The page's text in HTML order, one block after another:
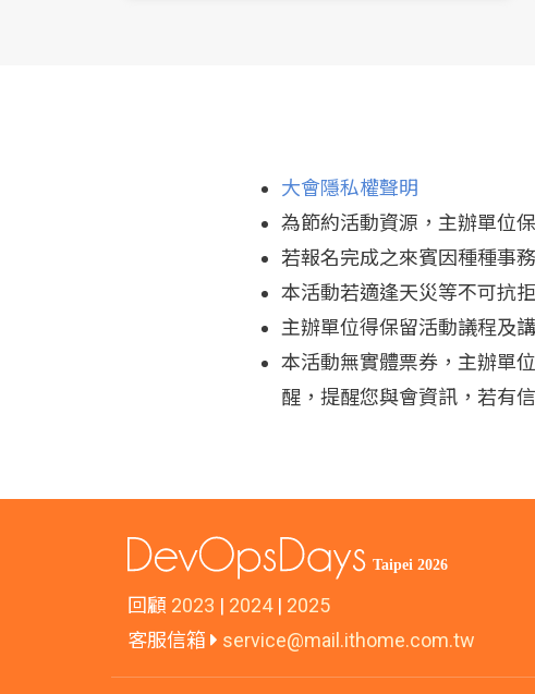
大會隱私權聲明
為節約活動資源，主辦單位
若報名完成之來賓因種種事
本活動若適逢天災等不可抗
主辦單位得保留活動議程及
本活動無實體票券，主辦單
醒，提醒您與會資訊，若有
回顧 2023 | 2024| 2025
客服信箱
service@mail.ithome.com.tw